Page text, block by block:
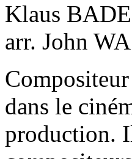
Klaus
arr. John
dans le
production.